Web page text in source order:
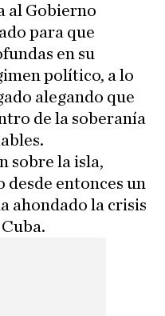
al Gobierno
para que
en su
político, a lo
alegando que
de la soberanía
sobre la isla,
entonces un
ahondado la crisis